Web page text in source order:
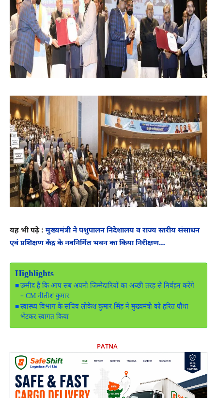
यह भी पढ़े : मुख्यमंत्री ने पशुपालन निदेशालय व राज्य स्तरीय संसाधन
एवं प्रशिक्षण केंद्र के नवनिर्मित भवन का किया निरीक्षण…
Highlights
उम्मीद है कि आप सब अपनी जिम्मेदारियों का अच्छी तरह से निर्वहन करेंगे
– CM नीतीश कुमार
स्वास्थ्य विभाग के सचिव लोकेश कुमार सिंह ने मुख्यमंत्री को हरित पौधा
भेंटकर स्वागत किया
PATNA